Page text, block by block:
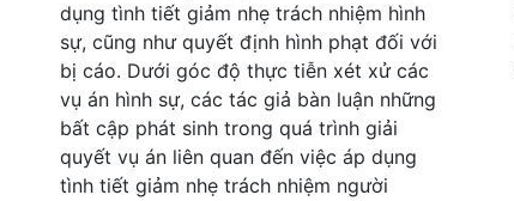
dụng tình tiết giảm nhẹ trách nhiệm hình
sự, cũng như quyết định hình phạt đối với
bị cáo. Dưới góc độ thực tiễn xét xử các
vụ án hình sự, các tác giả bàn luận những
bất cập phát sinh trong quá trình giải
quyết vụ án liên quan đến việc áp dụng
tình tiết giảm nhẹ trách nhiệm người